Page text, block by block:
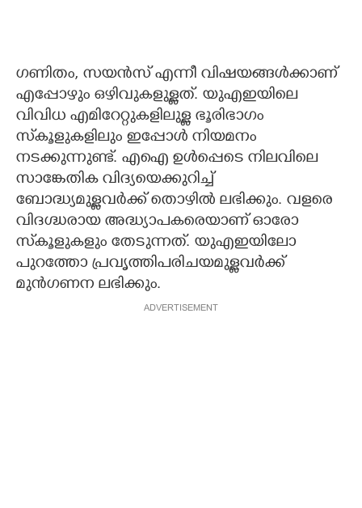
ഗണിതം, സയൻസ് എന്നീ വിഷയങ്ങൾക്കാണ്
എപ്പോഴും ഒഴിവുകളുള്ളത്. യുഎഇയിലെ
വിവിധ എമിറേറ്റുകളിലുള്ള ഭൂരിഭാഗം
സ്‌കൂളുകളിലും ഇപ്പോൾ നിയമനം
നടക്കുന്നുണ്ട്. എഐ ഉൾപ്പെടെ നിലവിലെ
സാങ്കേതിക വിദ്യയെക്കുറിച്ച്
ബോദ്ധ്യമുള്ളവർക്ക് തൊഴിൽ ലഭിക്കും. വളരെ
വിദഗ്ദ്ധരായ അദ്ധ്യാപകരെയാണ് ഓരോ
സ്‌കൂളുകളും തേടുന്നത്. യുഎഇയിലോ
പുറത്തോ പ്രവൃത്തിപരിചയമുള്ളവർക്ക്
മുൻഗണന ലഭിക്കും.
ADVERTISEMENT